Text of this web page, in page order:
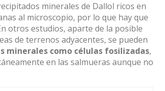
minerales de Dallol ricos en
al microscopio, por lo que hay que
otros estudios, aparte de la posible
de terrenos adyacentes, se pueden
minerales como células fosilizadas,
en las salmueras aunque no